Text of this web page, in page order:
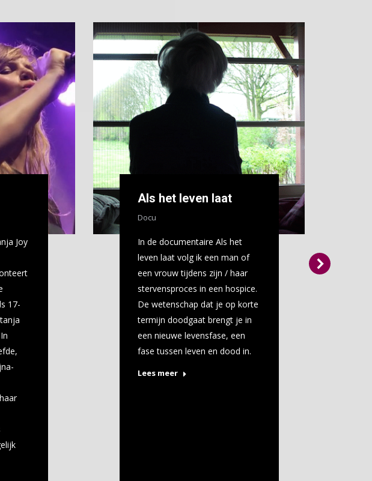
Joy
17-
Als het leven laat
Docu
In de documentaire Als het
leven laat volg ik een man of
een vrouw tijdens zijn / haar
stervensproces in een hospice.
De wetenschap dat je op korte
termijn doodgaat brengt je in
een nieuwe levensfase, een
fase tussen leven en dood in.
Lees meer